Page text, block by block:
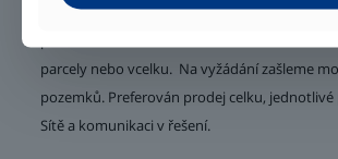
výměře 2 552 m2 v obci Borek u Staré
parcely nebo vcelku. Na vyžádání zašleme
pozemků. Preferován prodej celku, jednotlivé
Sítě a komunikaci v řešení.